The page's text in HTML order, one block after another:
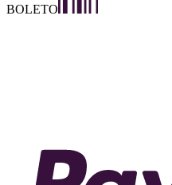
BOLETO